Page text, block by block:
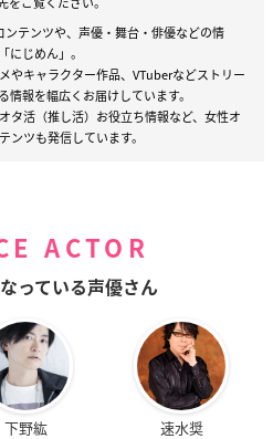
テンツや、声優・舞台・俳優などの情
にじめん」。
やキャラクター作品、VTuberなどストリー
報を幅広くお届けしています。
タ活（推し活）お役立ち情報など、女性オ
ンツも発信しています。
ACTOR
っている声優さん
下野紘 速水奨